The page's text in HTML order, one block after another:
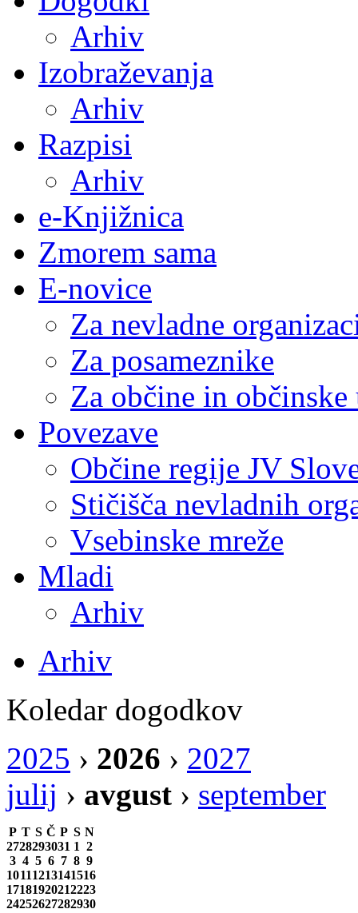
Arhiv
Izobraževanja
Arhiv
Razpisi
Arhiv
e-Knjižnica
Zmorem sama
E-novice
Za nevladne
Za posameznike
Za občine in občinske
Povezave
Občine regije JV
Stičišča nevladnih
Vsebinske mreže
Mladi
Arhiv
Arhiv
Koledar dogodkov
2025 › 2026 › 2027
julij › avgust › september
P T S Č P S N
2728293031 1 2
3 4 5 6 7 8 9
10111213141516
17181920212223
24252627282930